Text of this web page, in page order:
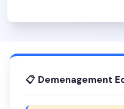
📋 Demenagement